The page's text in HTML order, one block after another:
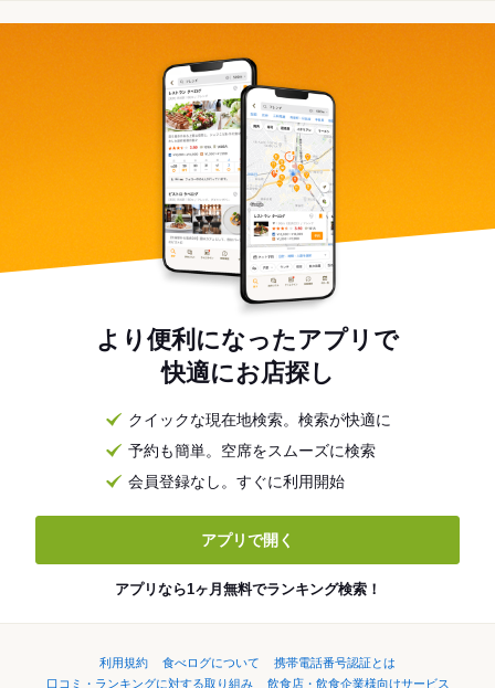
より便利になったアプリで
快適にお店探し
クイックな現在地検索。検索が快適に
予約も簡単。空席をスムーズに検索
会員登録なし。すぐに利用開始
アプリで開く
アプリなら1ヶ月無料でランキング検索！
利用規約 食べログについて
携帯電話番号認証とは
口コミ・ランキングに対する取り組み
飲食店・飲食企業様向けサービス